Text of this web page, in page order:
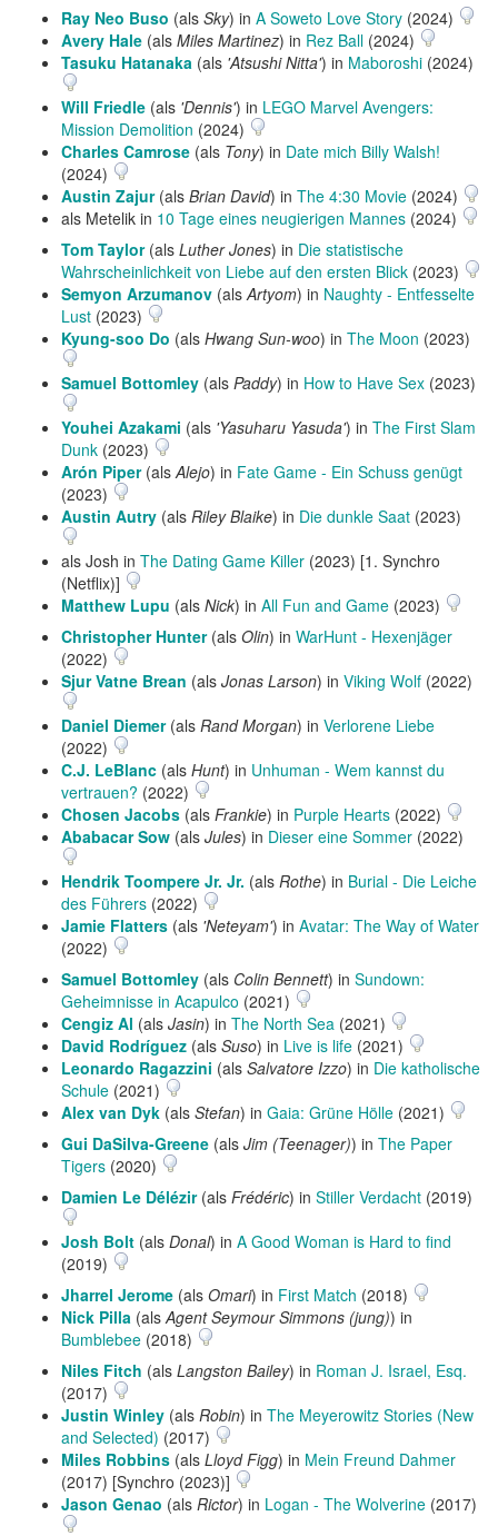
Ray Neo Buso (als Sky) in A Soweto Love Story (2024)
Avery Hale (als Miles Martinez) in Rez Ball (2024)
Tasuku Hatanaka (als 'Atsushi Nitta') in Maboroshi (2024)
Will Friedle (als 'Dennis') in LEGO Marvel Avengers:
Mission Demolition (2024)
Charles Camrose (als Tony) in Date mich Billy Walsh!
(2024)
Austin Zajur(als Brian David) in The 4:30 Movie (2024)
als Metelik in 10 Tage eines neugierigen Mannes (2024)
Tom Taylor(als Luther Jones) in Die statistische
Wahrscheinlichkeit von Liebe auf den ersten Blick (2023)
Semyon Arzumanov (alsArtyom) in Naughty - Entfesselte
Lust (2023)
Kyung-soo Do (als Hwang Sun-woo) in The Moon (2023)
Samuel Bottomley (als Paddy) in How to Have Sex (2023)
Youhei Azakami (als 'Yasuharu Yasuda') in The First Slam
Dunk (2023)
Arón Piper(alsAlejo) in Fate Game - Ein Schuss genügt
(2023)
Austin Autry (als Riley Blaike) in Die dunkle Saat (2023)
als Josh in The Dating Game Killer (2023) [1. Synchro
(Netflix)]
Matthew Lupu (als Nick) in All Fun and Game (2023)
Christopher Hunter(als Olin) in WarHunt - Hexenjäger
(2022)
Sjur Vatne Brean (als Jonas Larson) in Viking Wolf (2022)
Daniel Diemer(als Rand Morgan) in Verlorene Liebe
(2022)
C.J. LeBlanc (als Hunt) in Unhuman - Wem kannst du
vertrauen? (2022)
Chosen Jacobs (als Frankie) in Purple Hearts (2022)
Ababacar Sow (als Jules) in Dieser eine Sommer (2022)
Hendrik Toompere Jr. Jr. (als Rothe) in Burial - Die Leiche
des Führers (2022)
Jamie Flatters (als 'Neteyam') in Avatar: The Way of Water
(2022)
Samuel Bottomley (als Colin Bennett) in Sundown:
Geheimnisse in Acapulco (2021)
Cengiz Al (als Jasin) in The North Sea (2021)
David Rodríguez (als Suso) in Live is life (2021)
Leonardo Ragazzini (als Salvatore Izzo) in Die katholische
Schule (2021)
Alex van Dyk (als Stefan) in Gaia: Grüne Hölle (2021)
Gui DaSilva-Greene (als Jim (Teenager)) in The Paper
Tigers (2020)
Damien Le Délézir(als Frédéric) in Stiller Verdacht (2019)
Josh Bolt (als Donal) in A Good Woman is Hard to find
(2019)
Jharrel Jerome (als Omari) in First Match (2018)
Nick Pilla (alsAgent Seymour Simmons (jung)) in
Bumblebee (2018)
Niles Fitch (als Langston Bailey) in Roman J. Israel, Esq.
(2017)
Justin Winley (als Robin) in The Meyerowitz Stories (New
and Selected) (2017)
Miles Robbins (als Lloyd Figg) in Mein Freund Dahmer
(2017) [Synchro (2023)]
Jason Genao (als Rictor) in Logan - The Wolverine (2017)